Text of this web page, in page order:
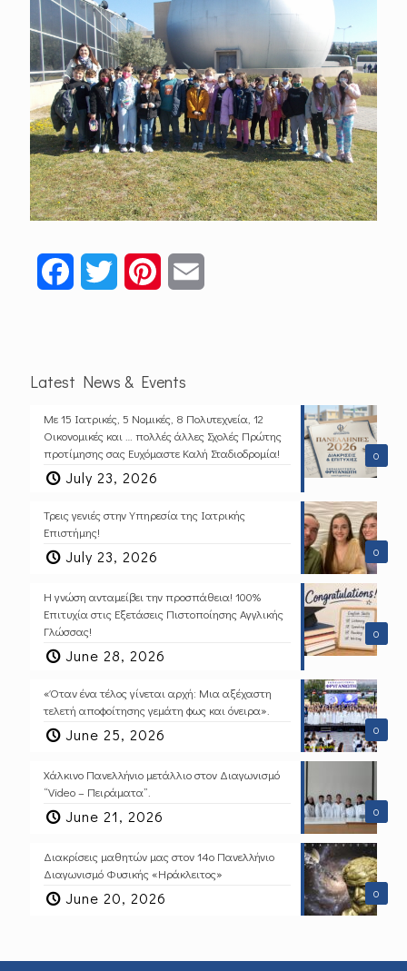
FacebookTwitter Pinterest
Latest News & Events
0
Με 15 Ιατρικές, 5 Νομικές, 8 Πολυτεχνεία, 12
Οικονομικές και … πολλές άλλες Σχολές Πρώτης
προτίμησης σας Ευχόμαστε Καλή Σταδιοδρομία!
July 23, 2026
0
Τρεις γενιές στην Υπηρεσία της Ιατρικής
Επιστήμης!
July 23, 2026
0
Η γνώση ανταμείβει την προσπάθεια! 100%
Επιτυχία στις Εξετάσεις Πιστοποίησης Αγγλικής
Γλώσσας!
June 28, 2026
0
«Όταν ένα τέλος γίνεται αρχή: Μια αξέχαστη
τελετή αποφοίτησης γεμάτη φως και όνειρα».
June 25, 2026
0
Χάλκινο Πανελλήνιο μετάλλιο στον Διαγωνισμό
“Video – Πειράματα”.
June 21, 2026
0
Διακρίσεις μαθητών μας στον 14ο Πανελλήνιο
Διαγωνισμό Φυσικής «Ηράκλειτος»
June 20, 2026